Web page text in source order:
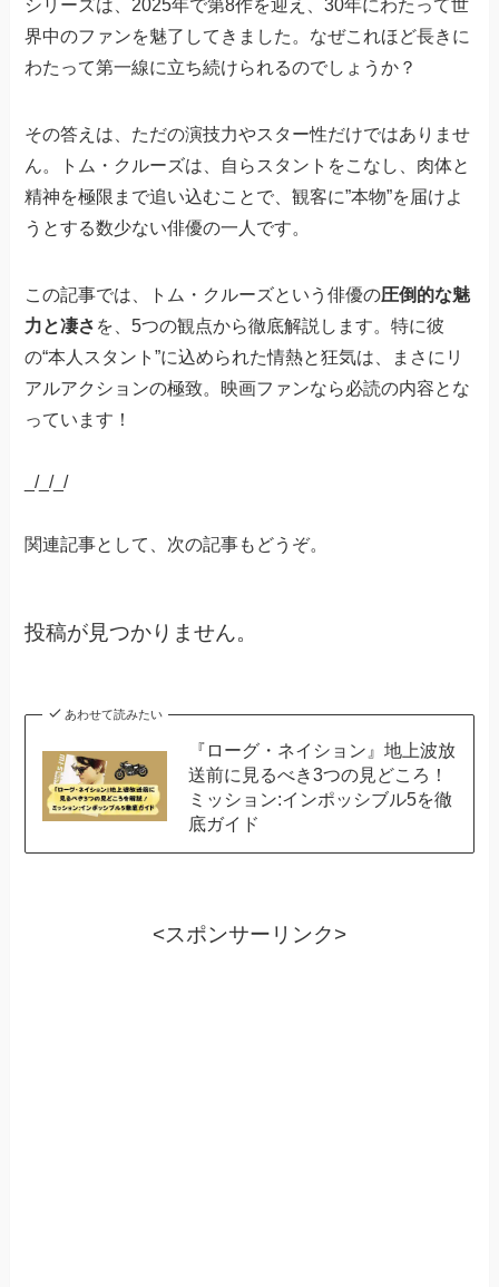
シリーズは、2025年で第8作を迎え、30年にわたって世
界中のファンを魅了してきました。なぜこれほど長きに
わたって第一線に立ち続けられるのでしょうか？
その答えは、ただの演技力やスター性だけではありませ
ん。トム・クルーズは、自らスタントをこなし、肉体と
精神を極限まで追い込むことで、観客に”本物”を届けよ
うとする数少ない俳優の一人です。
この記事では、トム・クルーズという俳優の圧倒的な魅
力と凄さ を、5つの観点から徹底解説します。特に彼
の“本人スタント”に込められた情熱と狂気は、まさにリ
アルアクションの極致。映画ファンなら必読の内容とな
っています！
_/_/_/
関連記事として、次の記事もどうぞ。
投稿が見つかりません。
あわせて読みたい
『ローグ・ネイション』地上波放
送前に見るべき3つの見どころ！
ミッション:インポッシブル5を徹
底ガイド
<スポンサーリンク>